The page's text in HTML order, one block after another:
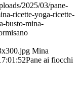
2025/03/pane-
ricette-yoga-ricette-
busto-mina-
Mina
Pane ai fiocchi